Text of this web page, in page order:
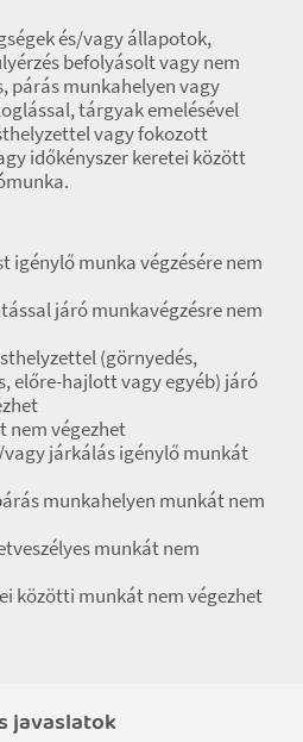
és/vagy állapotok,
befolyásolt vagy nem
párás munkahelyen vagy
tárgyak emelésével
vagy fokozott
időkényszer keretei között
igénylő munka végzésére nem
járó munkavégzésre nem
(görnyedés,
előre-hajlott vagy egyéb) járó
nem végezhet
járkálás igénylő munkát
munkahelyen munkát nem
munkát nem
közötti munkát nem végezhet
javaslatok